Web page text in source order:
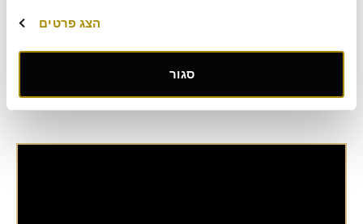
הצג פרטים
סגור
כדי שתוכלו להרשים את האורחים (וגם את עצמכם!) עם ניחוחות אפייה